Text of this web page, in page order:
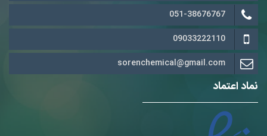
051-38676767
09033222110
sorenchemical@gmail.com
نماد اعتماد